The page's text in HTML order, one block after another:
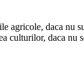
agricole, daca nu
culturilor, daca nu